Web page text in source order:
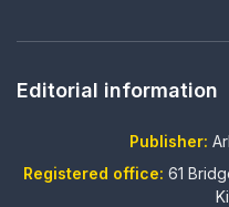
Editorial information
Publisher:
Registered office: 61